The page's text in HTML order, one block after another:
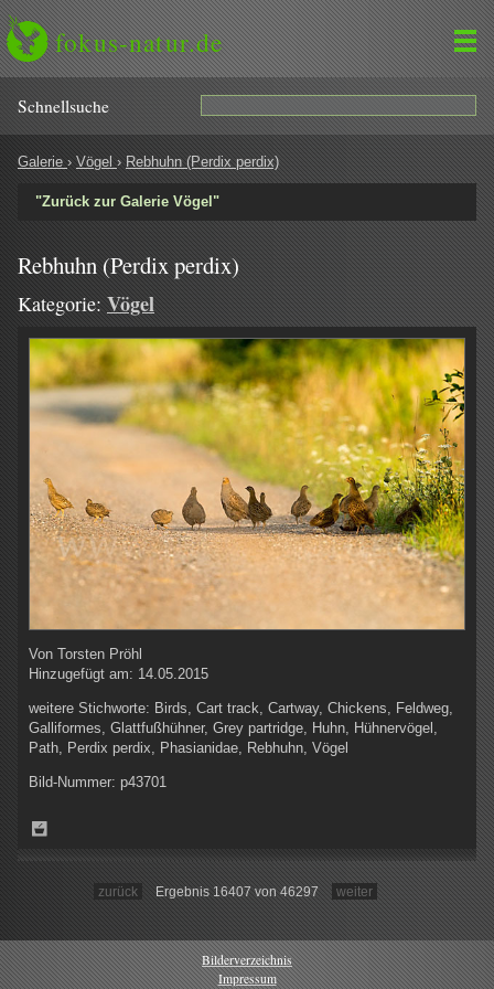
fokus-natur.de
Schnell­suche
Galerie › Vögel › Rebhuhn (Perdix perdix)
"Zurück zur Galerie Vögel"
Rebhuhn (Perdix perdix)
Kategorie: Vögel
Von Torsten Pröhl
Hinzugefügt am: 14.05.2015
weitere Stichworte: Birds, Cart track, Cartway, Chickens, Feldweg,
Galliformes, Glattfußhühner, Grey partridge, Huhn, Hühnervögel,
Path, Perdix perdix, Phasianidae, Rebhuhn, Vögel
Bild-Nummer: p43701
zurück Ergebnis 16407 von 46297 weiter
Bilderverzeichnis
Impressum